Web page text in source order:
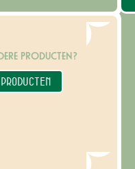
PRODUCTEN?